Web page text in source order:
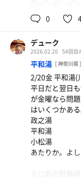
100年醤油ラ
熟成醤油の
チャーハンが
分。そしてサ
は102℃。サ室
は5人程度でゆ
い。頭の中で
銭湯とは」
1月に来たとき
が今日はやん
った。
水風呂はキン
ると鮮やかな
鶴のサウナと
ーの鍵は確か
選ぶスタイル
浴室に入ると
100均のカゴを
取れないとと
限り1席空いて
ので壁際のカ
の日なので親
確かそれほど
たらしっかり
槽は45℃までは
い下茹でする
いと思うので
0
デューク
2026.02.20 54回目
平和湯 [ 神奈川県 ]
2/20金 平和湯(
平日だと翌日
が金曜なら問
はいくつかある
政之湯
平和湯
小松湯
あたりか。よ
入口前の駐輪